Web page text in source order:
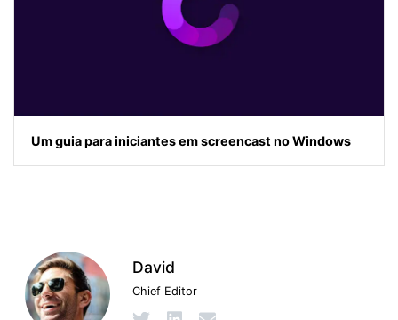
Um guia para iniciantes em screencast no Windows
David
Chief Editor